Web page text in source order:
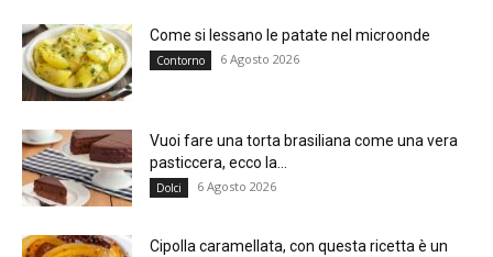
Come si lessano le patate nel microonde
Contorno 6 Agosto 2026
Vuoi fare una torta brasiliana come una vera
pasticcera, ecco la...
Dolci 6 Agosto 2026
Cipolla caramellata, con questa ricetta è un